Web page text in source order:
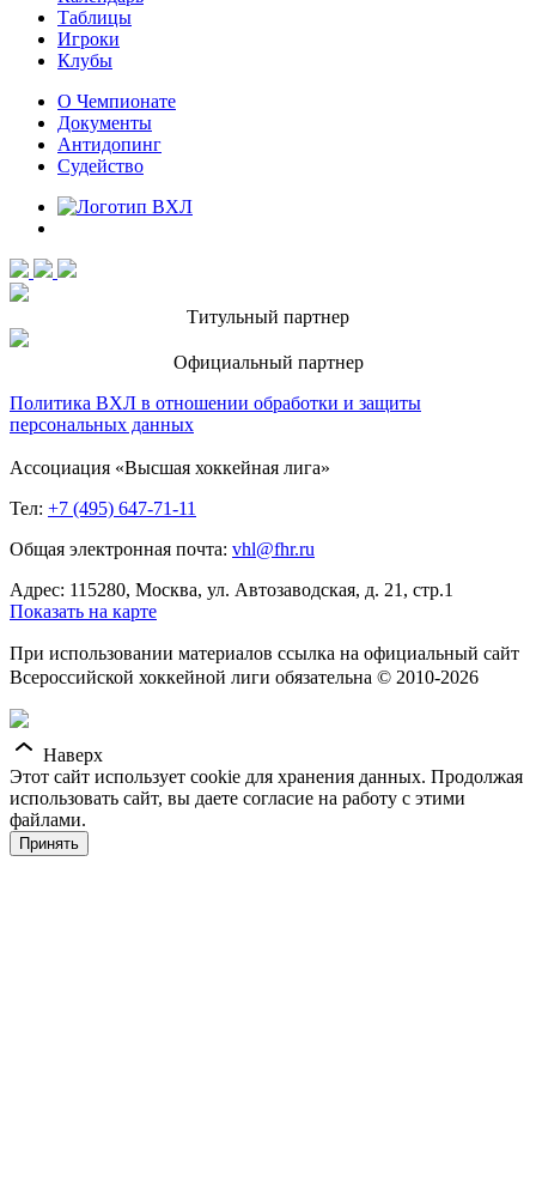
Таблицы
Игроки
Клубы
О Чемпионате
Документы
Антидопинг
Судейство
Титульный партнер
Официальный партнер
Политика ВХЛ в отношении обработки и защиты
персональных данных
Ассоциация «Высшая хоккейная лига»
Тел: +7 (495) 647-71-11
Общая электронная почта: vhl@fhr.ru
Адрес: 115280, Москва, ул. Автозаводская, д. 21, стр.1
Показать на карте
При использовании материалов ссылка на официальный сайт
Всероссийской хоккейной лиги обязательна © 2010-2026
Наверх
Этот сайт использует cookie для хранения данных. Продолжая
использовать сайт, вы даете согласие на работу с этими
файлами.
Принять